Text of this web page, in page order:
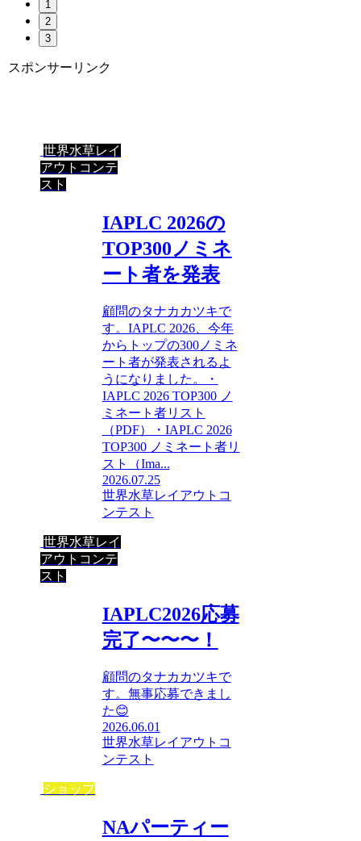
1
2
3
スポンサーリンク
世界水草レイ
アウトコンテ
スト
IAPLC 2026の
TOP300ノミネ
ート者を発表
顧問のタナカカツキで
す。IAPLC 2026、今年
からトップの300ノミネ
ート者が発表されるよ
うになりました。・
IAPLC 2026 TOP300 ノ
ミネート者リスト
（PDF）・IAPLC 2026
TOP300 ノミネート者リ
スト（Ima...
2026.07.25
世界水草レイアウトコ
ンテスト
世界水草レイ
アウトコンテ
スト
IAPLC2026応募
完了〜〜〜！
顧問のタナカカツキで
す。無事応募できまし
た😊
2026.06.01
世界水草レイアウトコ
ンテスト
ショップ
NAパーティー